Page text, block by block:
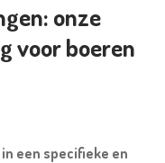
onze
voor boeren
een specifieke en